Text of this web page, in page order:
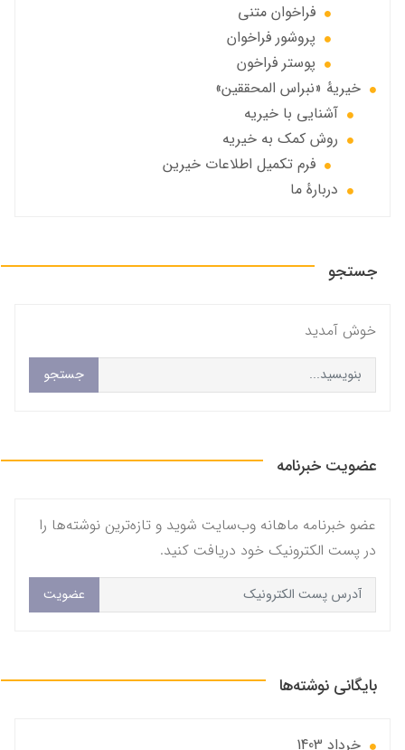
فراخوان متني
پروشور فراخوان
پوستر فراخون
خيريهٔ «نبراس المحققين»
آشنایی با خیریه
روش کمک به خیریه
فرم تکمیل اطلاعات خیرین
دربارهٔ ما
جستجو
خوش آمديد
جستجو
عضویت خبرنامه
عضو خبرنامه ماهانه وب‌سایت شوید و تازه‌ترین نوشته‌ها را
در پست الکترونیک خود دریافت کنید.
عضویت
بایگانی نوشته‌ها
خرداد 1403